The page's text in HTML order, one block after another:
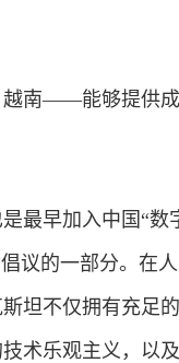
南——能够提供成
最早加入中国“数
议的一部分。在
坦不仅拥有充足
术乐观主义，以